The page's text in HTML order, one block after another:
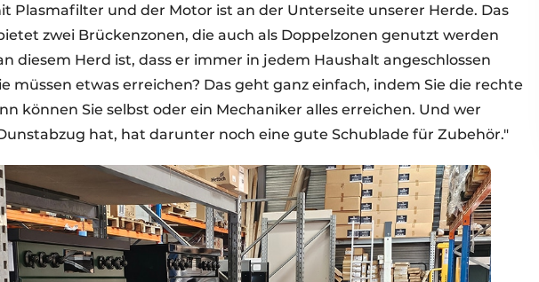
Plasmafilter und der Motor ist an der Unterseite unserer Herde. Das
zwei Brückenzonen, die auch als Doppelzonen genutzt werden
diesem Herd ist, dass er immer in jedem Haushalt angeschlossen
müssen etwas erreichen? Das geht ganz einfach, indem Sie die rechte
können Sie selbst oder ein Mechaniker alles erreichen. Und wer
hat, hat darunter noch eine gute Schublade für Zubehör."